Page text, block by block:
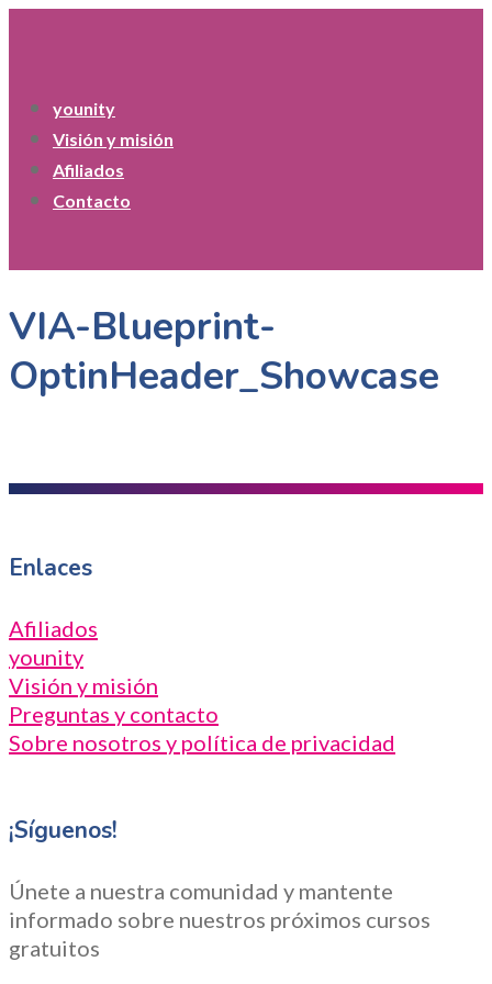
younity
Visión y misión
Afiliados
Contacto
VIA-Blueprint-
OptinHeader_Showcase
Enlaces
Afiliados
younity
Visión y misión
Preguntas y contacto
Sobre nosotros y política de privacidad
¡Síguenos!
Únete a nuestra comunidad y mantente
informado sobre nuestros próximos cursos
gratuitos